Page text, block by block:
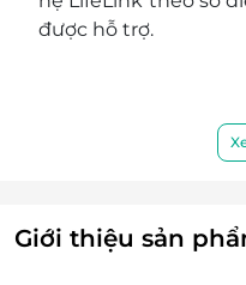
chất độc hại trong
nano bạc đặc
cao (đun nước muối
nguyên được hương
được hỗ trợ.
Giới thiệu sản